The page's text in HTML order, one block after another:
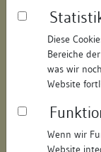
Diese
Bereiche
was wir
Website
Wenn wir
Website
Straße:
Hausnummer:
Postleitzahl:
Stadt-Teilort: